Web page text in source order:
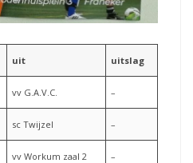
uit uitslag
vv G.A.V.C. –
sc Twijzel –
vv Workum zaal 2 –